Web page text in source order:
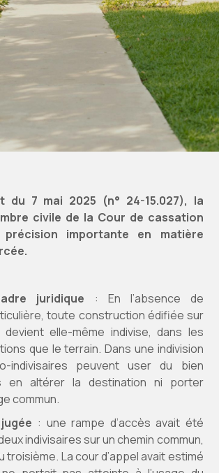
du 7 mai 2025 (n° 24-15.027), la
civile de la Cour de cassation
importante en matière
juridique : En l’absence de
toute construction édifiée sur
elle-même indivise, dans les
que le terrain. Dans une indivision
indivisaires peuvent user du bien
en altérer la destination ni porter
commun.
: une rampe d’accès avait été
indivisaires sur un chemin commun,
troisième. La cour d’appel avait estimé